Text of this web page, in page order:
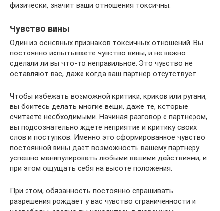
физически, значит ваши отношения токсичны.
Чувство вины
Один из основных признаков токсичных отношений. Вы
постоянно испытываете чувство вины, и не важно
сделали ли вы что-то неправильное. Это чувство не
оставляют вас, даже когда ваш партнер отсутствует.
Чтобы избежать возможной критики, криков или ругани,
вы боитесь делать многие вещи, даже те, которые
считаете необходимыми. Начиная разговор с партнером,
вы подсознательно ждете неприятие и критику своих
слов и поступков. Именно это сформированное чувство
постоянной вины дает возможность вашему партнеру
успешно манипулировать любыми вашими действиями, и
при этом ощущать себя на высоте положения.
При этом, обязанность постоянно спрашивать
разрешения рождает у вас чувство ограниченности и